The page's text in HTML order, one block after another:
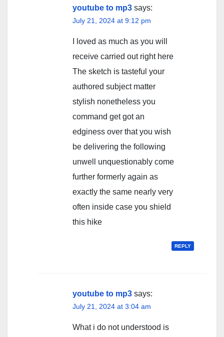
youtube to mp3 says:
July 21, 2024 at 9:12 pm
I loved as much as you will
receive carried out right here
The sketch is tasteful your
authored subject matter
stylish nonetheless you
command get got an
edginess over that you wish
be delivering the following
unwell unquestionably come
further formerly again as
exactly the same nearly very
often inside case you shield
this hike
REPLY
youtube to mp3 says:
July 21, 2024 at 3:04 am
What i do not understood is